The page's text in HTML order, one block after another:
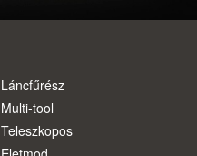
Láncfűrész
Multi-tool
Teleszkopos